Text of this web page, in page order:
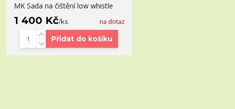
MK Sada na čištění low whistle
1 400 Kč/ks na dotaz
Přidat do košíku